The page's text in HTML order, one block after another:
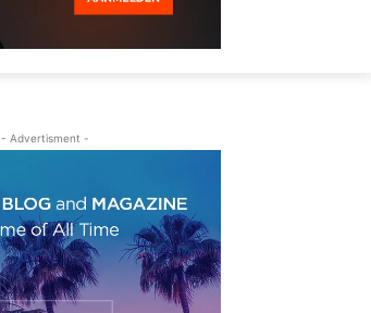
- Advertisment -